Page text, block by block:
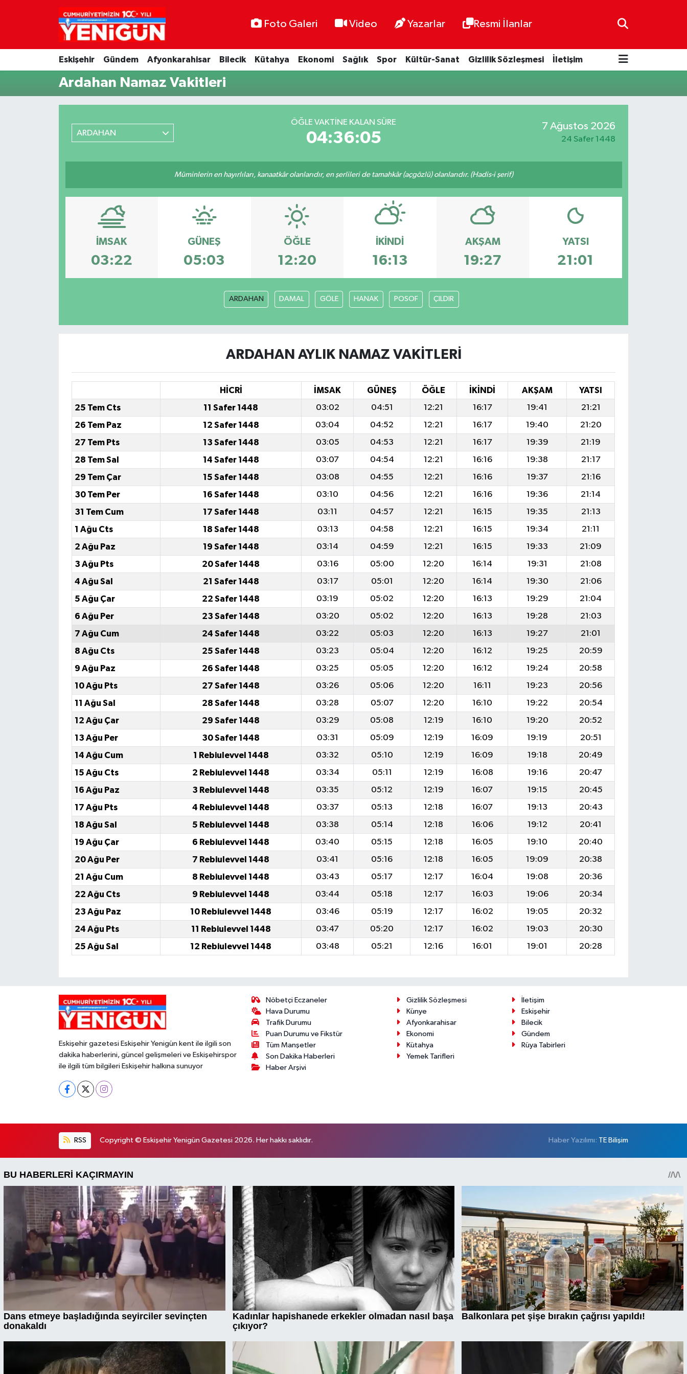
Foto Galeri Video Yazarlar Resmi İlanlar
Eskişehir Gündem Afyonkarahisar Bilecik Kütahya Ekonomi Sağlık Spor Kültür-Sanat Gizlilik Sözleşmesi İletişim
Ardahan Namaz Vakitleri
ARDAHAN
ÖĞLE VAKTINE KALAN SÜRE
04:36:04
7 Ağustos 2026
24 Safer 1448
Müminlerin en hayırlıları, kanaatkâr olanlarıdır, en şerlileri de tamahkâr (açgözlü) olanlarıdır. (Hadis-i şerif)
İMSAK
03:22
GÜNEŞ
05:03
ÖĞLE
12:20
İKINDI
16:13
AKŞAM
19:27
YATSI
21:01
ARDAHAN DAMAL GÖLE HANAK POSOF ÇILDIR
ARDAHAN AYLIK NAMAZ VAKITLERI
HİCRİ İMSAK GÜNEŞ ÖĞLE İKINDI AKŞAM
YATSI
25 Tem Cts
11 Safer 1448 03:02 04:51 12:21 16:17 19:41
21:21
26 Tem Paz
12 Safer 1448 03:04 04:52 12:21 16:17 19:40
21:20
27 Tem Pts
13 Safer 1448 03:05 04:53 12:21 16:17 19:39
21:19
28 Tem Sal
14 Safer 1448 03:07 04:54 12:21 16:16 19:38
21:17
29 Tem Çar
15 Safer 1448 03:08 04:55 12:21 16:16 19:37
21:16
30 Tem Per
16 Safer 1448 03:10 04:56 12:21 16:16 19:36
21:14
31 Tem Cum
17 Safer 1448 03:11 04:57 12:21 16:15 19:35
21:13
1 Ağu Cts
18 Safer 1448 03:13 04:58 12:21 16:15 19:34
21:11
2 Ağu Paz
19 Safer 1448 03:14 04:59 12:21 16:15 19:33
21:09
3 Ağu Pts
20 Safer 1448 03:16 05:00 12:20 16:14 19:31
21:08
4 Ağu Sal
21 Safer 1448 03:17 05:01 12:20 16:14 19:30
21:06
5 Ağu Çar
22 Safer 1448 03:19 05:02 12:20 16:13 19:29
21:04
6 Ağu Per
23 Safer 1448 03:20 05:02 12:20 16:13 19:28
21:03
7 Ağu Cum
24 Safer 1448 03:22 05:03 12:20 16:13 19:27
21:01
8 Ağu Cts
25 Safer 1448 03:23 05:04 12:20 16:12 19:25
20:59
9 Ağu Paz
26 Safer 1448 03:25 05:05 12:20 16:12 19:24
20:58
10 Ağu Pts
27 Safer 1448 03:26 05:06 12:20 16:11 19:23
20:56
11 Ağu Sal
28 Safer 1448 03:28 05:07 12:20 16:10 19:22
20:54
12 Ağu Çar
29 Safer 1448 03:29 05:08 12:19 16:10 19:20
20:52
13 Ağu Per
30 Safer 1448 03:31 05:09 12:19 16:09 19:19
20:51
14 Ağu Cum
1 Rebiulevvel 1448 03:32 05:10 12:19 16:09 19:18
20:49
15 Ağu Cts
2 Rebiulevvel 1448 03:34 05:11 12:19 16:08 19:16
20:47
16 Ağu Paz
3 Rebiulevvel 1448 03:35 05:12 12:19 16:07 19:15
20:45
17 Ağu Pts
4 Rebiulevvel 1448 03:37 05:13 12:18 16:07 19:13
20:43
18 Ağu Sal
5 Rebiulevvel 1448 03:38 05:14 12:18 16:06 19:12
20:41
19 Ağu Çar
6 Rebiulevvel 1448 03:40 05:15 12:18 16:05 19:10
20:40
20 Ağu Per
7 Rebiulevvel 1448 03:41 05:16 12:18 16:05 19:09
20:38
21 Ağu Cum
8 Rebiulevvel 1448 03:43 05:17 12:17 16:04 19:08
20:36
22 Ağu Cts
9 Rebiulevvel 1448 03:44 05:18 12:17 16:03 19:06
20:34
23 Ağu Paz
10 Rebiulevvel 1448 03:46 05:19 12:17 16:02 19:05
20:32
24 Ağu Pts
11 Rebiulevvel 1448 03:47 05:20 12:17 16:02 19:03
20:30
25 Ağu Sal
12 Rebiulevvel 1448 03:48 05:21 12:16 16:01 19:01 20:28
Eskişehir gazetesi Eskişehir Yenigün kent ile ilgili son
dakika haberlerini, güncel gelişmeleri ve Eskişehirspor
ile ilgili tüm bilgileri Eskişehir halkına sunuyor
Nöbetçi Eczaneler
Hava Durumu
Trafik Durumu
Puan Durumu ve Fikstür
Tüm Manşetler
Son Dakika Haberleri
Haber Arşivi
Gizlilik Sözleşmesi
İletişim
Künye
Eskişehir
Afyonkarahisar
Bilecik
Ekonomi
Gündem
Kütahya
Rüya Tabirleri
Yemek Tarifleri
RSS Copyright © Eskişehir Yenigün Gazetesi 2026. Her hakkı saklıdır. Haber Yazılımı: TE Bilişim
Nöbetçi Eczaneler
Hava Durumu
Tüm Manşetler
Haber Arşivi